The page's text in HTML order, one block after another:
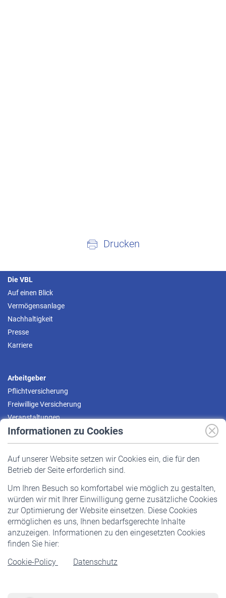
Informationen zu Cookies
Auf unserer Website setzen wir Cookies ein, die für den
Betrieb der Seite erforderlich sind.
Um Ihren Besuch so komfortabel wie möglich zu gestalten,
würden wir mit Ihrer Einwilligung gerne zusätzliche Cookies
zur Optimierung der Website einsetzen. Diese Cookies
ermöglichen es uns, Ihnen bedarfsgerechte Inhalte
anzuzeigen. Informationen zu den eingesetzten Cookies
finden Sie hier:
Cookie-Policy
Datenschutz
Drucken
Die VBL
Auf einen Blick
Vermögensanlage
Nachhaltigkeit
Presse
Karriere
Arbeitgeber
Pflichtversicherung
Freiwillige Versicherung
Veranstaltungen
Pflichtversicherung
Staatliche Förderung
Veranstaltungen
Rentner
Rentenbeginn
Rente beantragen